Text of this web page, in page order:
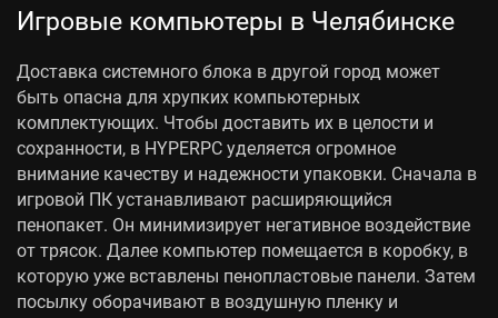
Игровые компьютеры в Челябинске
Доставка системного блока в другой город может
быть опасна для хрупких компьютерных
комплектующих. Чтобы доставить их в целости и
сохранности, в HYPERPC уделяется огромное
внимание качеству и надежности упаковки. Сначала в
игровой ПК устанавливают расширяющийся
пенопакет. Он минимизирует негативное воздействие
от трясок. Далее компьютер помещается в коробку, в
которую уже вставлены пенопластовые панели. Затем
посылку оборачивают в воздушную пленку и